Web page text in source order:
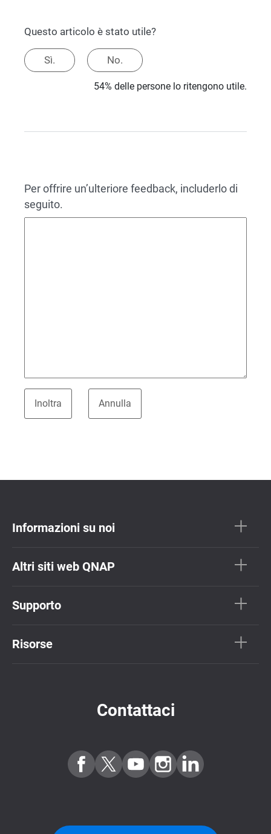
Questo articolo è stato utile?
Sì. No.
54% delle persone lo ritengono utile.
Per offrire un’ulteriore feedback, includerlo di
seguito.
Informazioni su noi
Altri siti web QNAP
Supporto
Risorse
Contattaci